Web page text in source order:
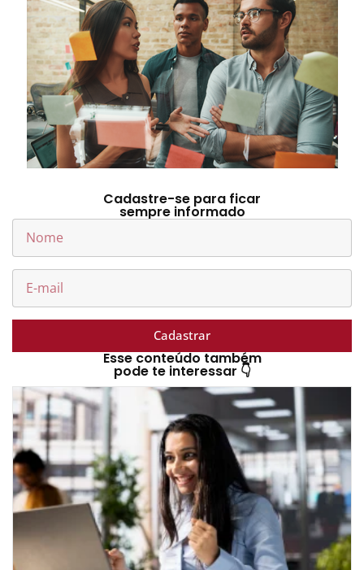
Cadastre-se para ficar
sempre informado
Cadastrar
Esse conteúdo também
pode te interessar 👇